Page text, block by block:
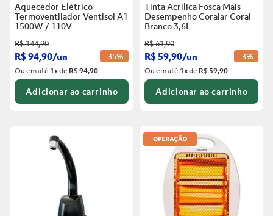
Aquecedor Elétrico
Termoventilador Ventisol A1
1500W / 110V
R$144,90
R$94,90/un -35%
Ou em até 1xde R$ 94,90
Adicionar ao carrinho
Tinta Acrílica Fosca Mais
Desempenho Coralar Coral
Branco 3,6L
R$61,90
R$59,90/un -3%
Ou em até 1xde R$ 59,90
Adicionar ao carrinho